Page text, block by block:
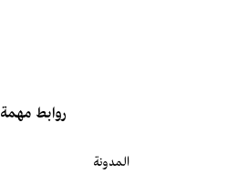
روابط مهمة
المدونة